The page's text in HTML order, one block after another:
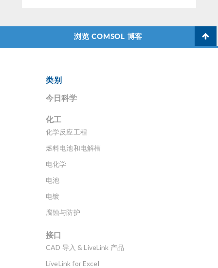
浏览 COMSOL 博客
类别
今日科学
化工
化学反应工程
燃料电池和电解槽
电化学
电池
电镀
腐蚀与防护
接口
CAD 导入 & LiveLink 产品
LiveLink for Excel